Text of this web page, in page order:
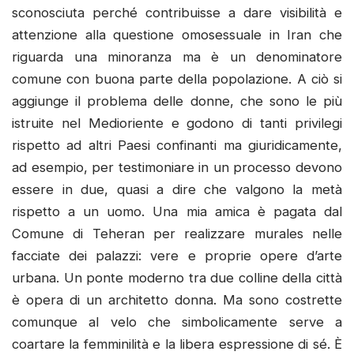
sconosciuta perché contribuisse a dare visibilità e
attenzione alla questione omosessuale in Iran che
riguarda una minoranza ma è un denominatore
comune con buona parte della popolazione. A ciò si
aggiunge il problema delle donne, che sono le più
istruite nel Medioriente e godono di tanti privilegi
rispetto ad altri Paesi confinanti ma giuridicamente,
ad esempio, per testimoniare in un processo devono
essere in due, quasi a dire che valgono la metà
rispetto a un uomo. Una mia amica è pagata dal
Comune di Teheran per realizzare murales nelle
facciate dei palazzi: vere e proprie opere d’arte
urbana. Un ponte moderno tra due colline della città
è opera di un architetto donna. Ma sono costrette
comunque al velo che simbolicamente serve a
coartare la femminilità e la libera espressione di sé. È